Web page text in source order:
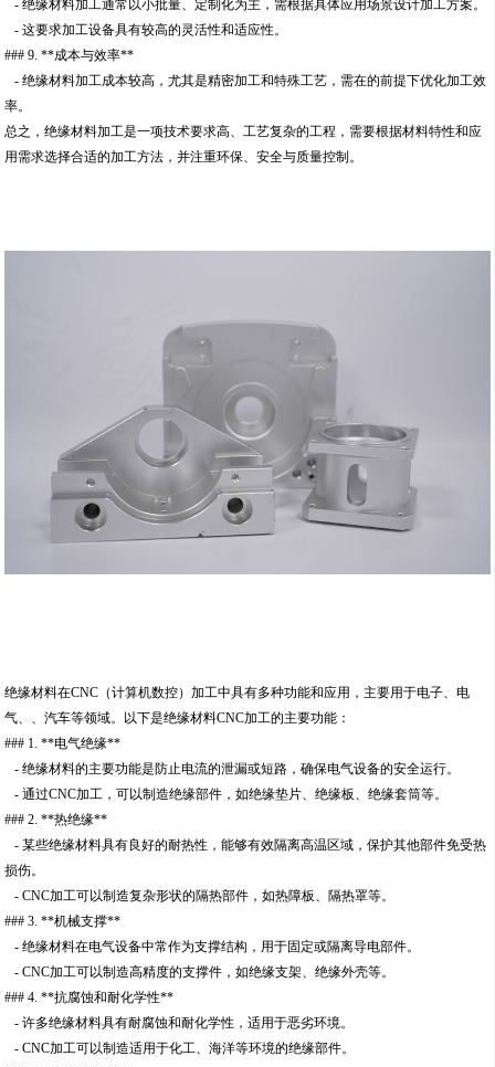
- 绝缘材料加工通常以小批量、定制化为主，需根据具体应用场景设计加工方案。
- 这要求加工设备具有较高的灵活性和适应性。
### 9. **成本与效率**
- 绝缘材料加工成本较高，尤其是精密加工和特殊工艺，需在的前提下优化加工效
率。
总之，绝缘材料加工是一项技术要求高、工艺复杂的工程，需要根据材料特性和应
用需求选择合适的加工方法，并注重环保、安全与质量控制。
绝缘材料在CNC（计算机数控）加工中具有多种功能和应用，主要用于电子、电
气、、汽车等领域。以下是绝缘材料CNC加工的主要功能：
### 1. **电气绝缘**
- 绝缘材料的主要功能是防止电流的泄漏或短路，确保电气设备的安全运行。
- 通过CNC加工，可以制造绝缘部件，如绝缘垫片、绝缘板、绝缘套筒等。
### 2. **热绝缘**
- 某些绝缘材料具有良好的耐热性，能够有效隔离高温区域，保护其他部件免受热
损伤。
- CNC加工可以制造复杂形状的隔热部件，如热障板、隔热罩等。
### 3. **机械支撑**
- 绝缘材料在电气设备中常作为支撑结构，用于固定或隔离导电部件。
- CNC加工可以制造高精度的支撑件，如绝缘支架、绝缘外壳等。
### 4. **抗腐蚀和耐化学性**
- 许多绝缘材料具有耐腐蚀和耐化学性，适用于恶劣环境。
- CNC加工可以制造适用于化工、海洋等环境的绝缘部件。